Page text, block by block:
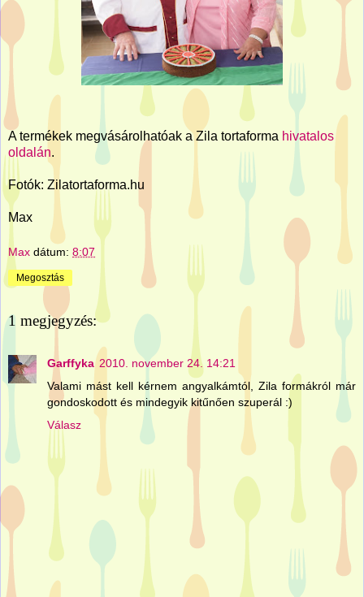
A termékek megvásárolhatóak a Zila tortaforma hivatalos
oldalán.
Fotók: Zilatortaforma.hu
Max
Max dátum: 8:07
Megosztás
1 megjegyzés:
Garffyka 2010. november 24. 14:21
Valami mást kell kérnem angyalkámtól, Zila formákról már
gondoskodott és mindegyik kitűnően szuperál :)
Válasz